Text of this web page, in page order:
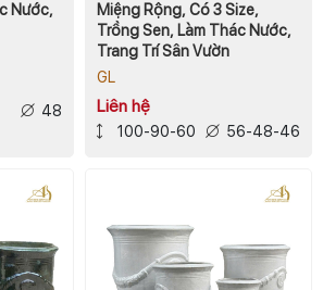
Nước,
48
Miệng Rộng, Có 3 Size,
Trồng Sen, Làm Thác Nước,
Trang Trí Sân Vườn
GL
Liên hệ
100-90-60 56-48-46